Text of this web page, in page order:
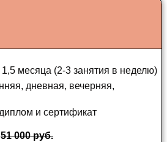
месяца (2-3 занятия в неделю)
дневная, вечерняя,
и сертификат
51 000 руб.